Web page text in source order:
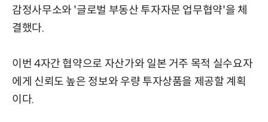
감정사무소와 '글로벌 부동산 투자자문 업무협약'을 체
결했다.
이번 4자간 협약으로 자산가와 일본 거주 목적 실수요자
에게 신뢰도 높은 정보와 우량 투자상품을 제공할 계획
이다.